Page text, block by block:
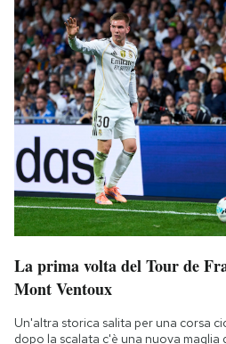
La prima volta del Tour de
Mont Ventoux
Un'altra storica salita per una corsa
dopo la scalata c'è una nuova maglia